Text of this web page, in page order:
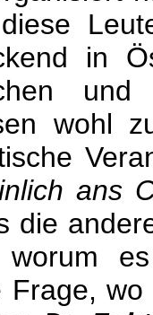
in
und
wohl
ans
die
Frage,